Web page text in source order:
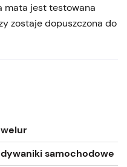
mata jest testowana
zostaje dopuszczona do
welur
dywaniki samochodowe